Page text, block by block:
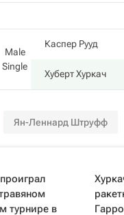
Male
Single
Каспер Рууд
Хуберт Хуркач
Ян-Леннард Штруфф
турнире в